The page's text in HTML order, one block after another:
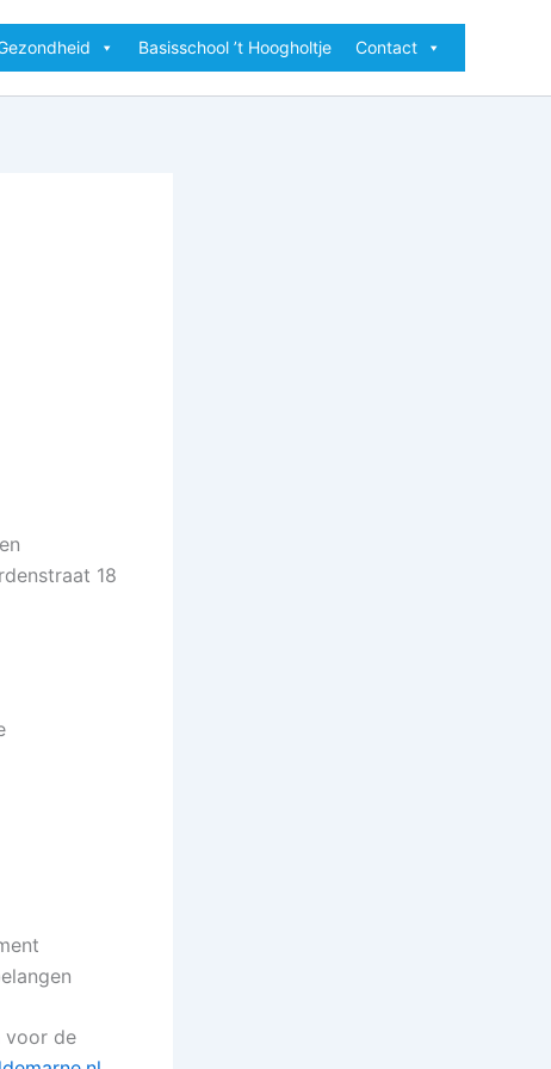
Basisschool ’t Hoogholtje Contact
18
voor de